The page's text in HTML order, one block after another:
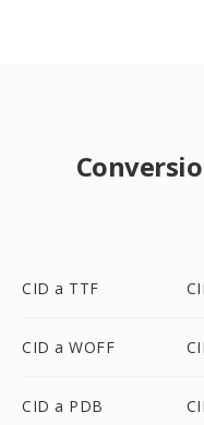
CID a TTF
CID a WOFF
CID a PDB